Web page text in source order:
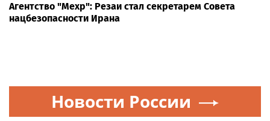
Агентство "Мехр": Резаи стал секретарем Совета
нацбезопасности Ирана
Новости России